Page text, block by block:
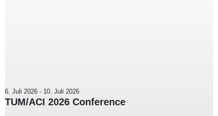
6. Juli 2026 - 10. Juli 2026
TUM/ACI 2026 Conference